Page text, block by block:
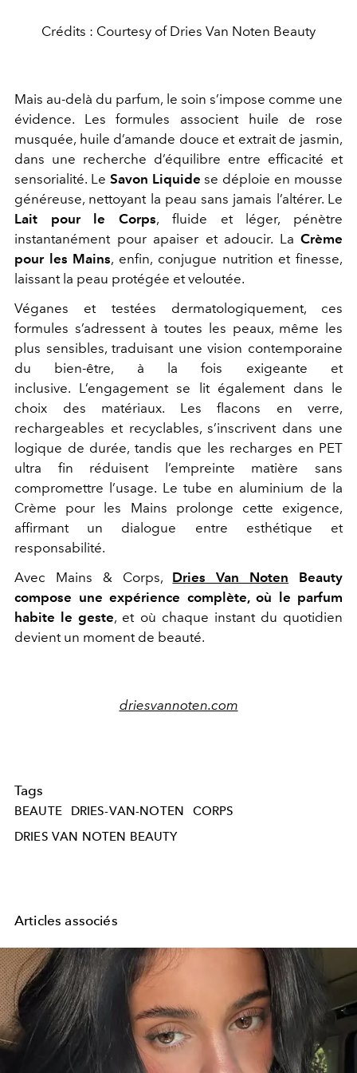
Crédits : Courtesy of Dries Van Noten Beauty
Mais au-delà du parfum, le soin s’impose comme une
évidence. Les formules associent huile de rose
musquée, huile d’amande douce et extrait de jasmin,
dans une recherche d’équilibre entre efficacité et
sensorialité. Le Savon Liquide se déploie en mousse
généreuse, nettoyant la peau sans jamais l’altérer. Le
Lait pour le Corps, fluide et léger, pénètre
instantanément pour apaiser et adoucir. La Crème
pour les Mains, enfin, conjugue nutrition et finesse,
laissant la peau protégée et veloutée.
Véganes et testées dermatologiquement, ces
formules s’adressent à toutes les peaux, même les
plus sensibles, traduisant une vision contemporaine
du bien-être, à la fois exigeante et
inclusive. L’engagement se lit également dans le
choix des matériaux. Les flacons en verre,
rechargeables et recyclables, s’inscrivent dans une
logique de durée, tandis que les recharges en PET
ultra fin réduisent l’empreinte matière sans
compromettre l’usage. Le tube en aluminium de la
Crème pour les Mains prolonge cette exigence,
affirmant un dialogue entre esthétique et
responsabilité.
Avec Mains & Corps, Dries Van Noten Beauty
compose une expérience complète, où le parfum
habite le geste, et où chaque instant du quotidien
devient un moment de beauté.
driesvannoten.com
Tags
BEAUTE DRIES-VAN-NOTEN
CORPS
DRIES VAN NOTEN BEAUTY
Articles associés